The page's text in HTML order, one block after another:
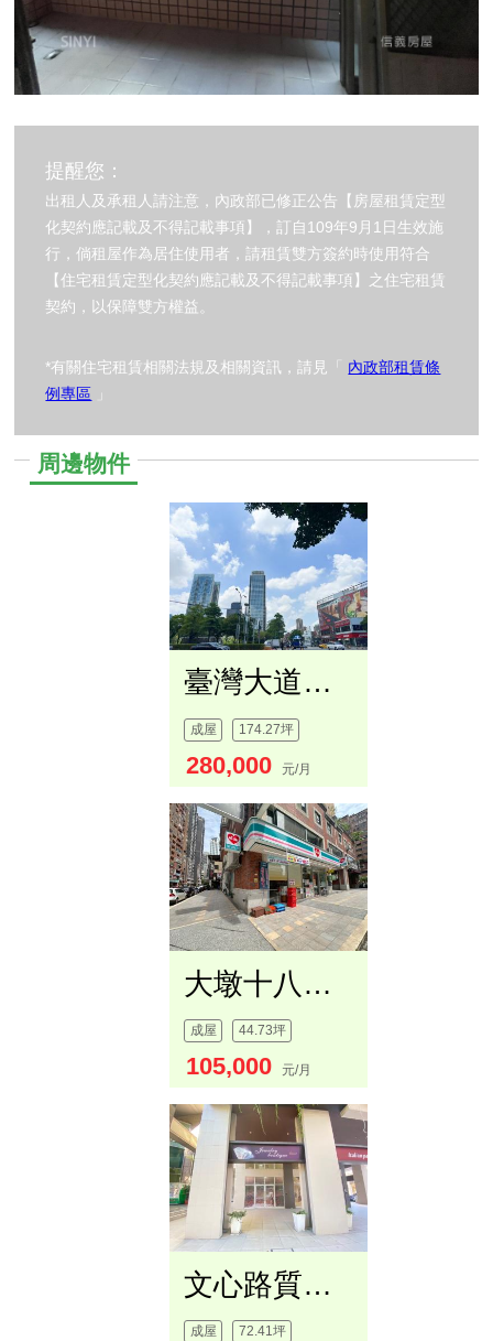
提醒您：
出租人及承租人請注意，內政部已修正公告【房屋租賃定型
化契約應記載及不得記載事項】，訂自109年9月1日生效施
行，倘租屋作為居住使用者，請租賃雙方簽約時使用符合
【住宅租賃定型化契約應記載及不得記載事項】之住宅租賃
契約，以保障雙方權益。
*有關住宅租賃相關法規及相關資訊，請見「 內政部租賃條
例專區 」
周邊物件
臺灣大道精美店面
成屋 174.27坪
280,000 元/月
大墩十八街角間稀有金店面
成屋 44.73坪
105,000 元/月
文心路質感樓店（Ａ）
成屋 72.41坪